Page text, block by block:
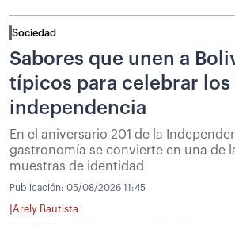
Sociedad
Sabores que unen a
típicos para celebrar los
independencia
En el aniversario 201 de la
gastronomía se convierte en una de
muestras de identidad
Publicación: 05/08/2026 11:45
Arely Bautista